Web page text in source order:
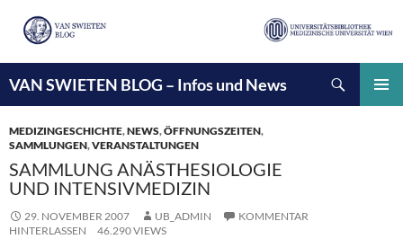
VAN SWIETEN BLOG – Infos und News
INHALT
SPRINGEN
MEDIZINGESCHICHTE,NEWS,ÖFFNUNGSZEITEN,
SAMMLUNGEN,VERANSTALTUNGEN
SAMMLUNG ANÄSTHESIOLOGIE
UND INTENSIVMEDIZIN
29. NOVEMBER 2007 UB_ADMIN
KOMMENTAR
HINTERLASSEN
46.290 VIEWS